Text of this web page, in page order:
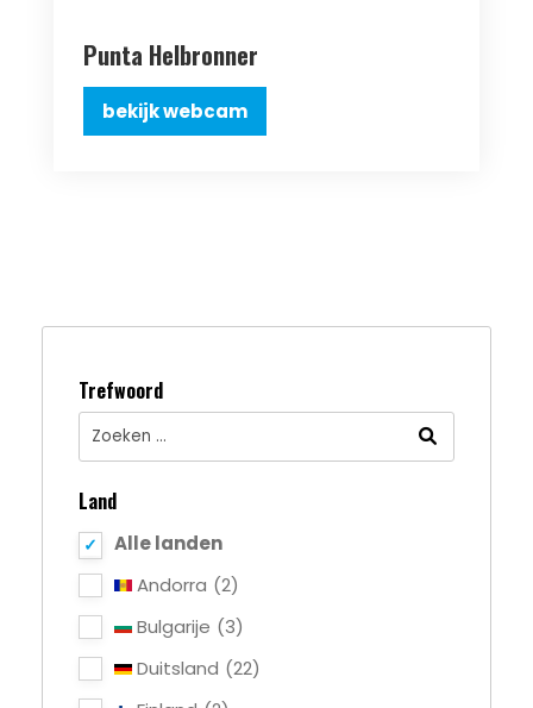
Punta Helbronner
bekijk webcam
Trefwoord
Land
Alle landen
Andorra (2)
Bulgarije (3)
Duitsland (22)